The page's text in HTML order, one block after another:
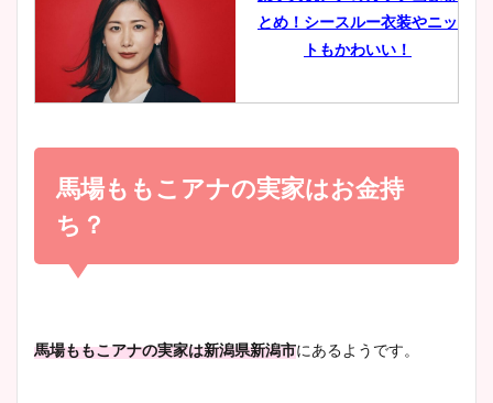
豊島実季アナのカップ画像ま
とめ！美脚や水着姿に年齢も
宇賀神メグアナのニット画像
池谷実悠アナのメガネ画像が
とめ！シースルー衣装やニッ
トもかわいい！
小室瑛莉子のカップ画像まと
め！足が美脚でニット衣装も
かわいい！
wikiプロフもチェック！
馬場ももこアナの実家はお金持
ち？
馬場ももこアナの実家は新潟県新潟市にあるようです。